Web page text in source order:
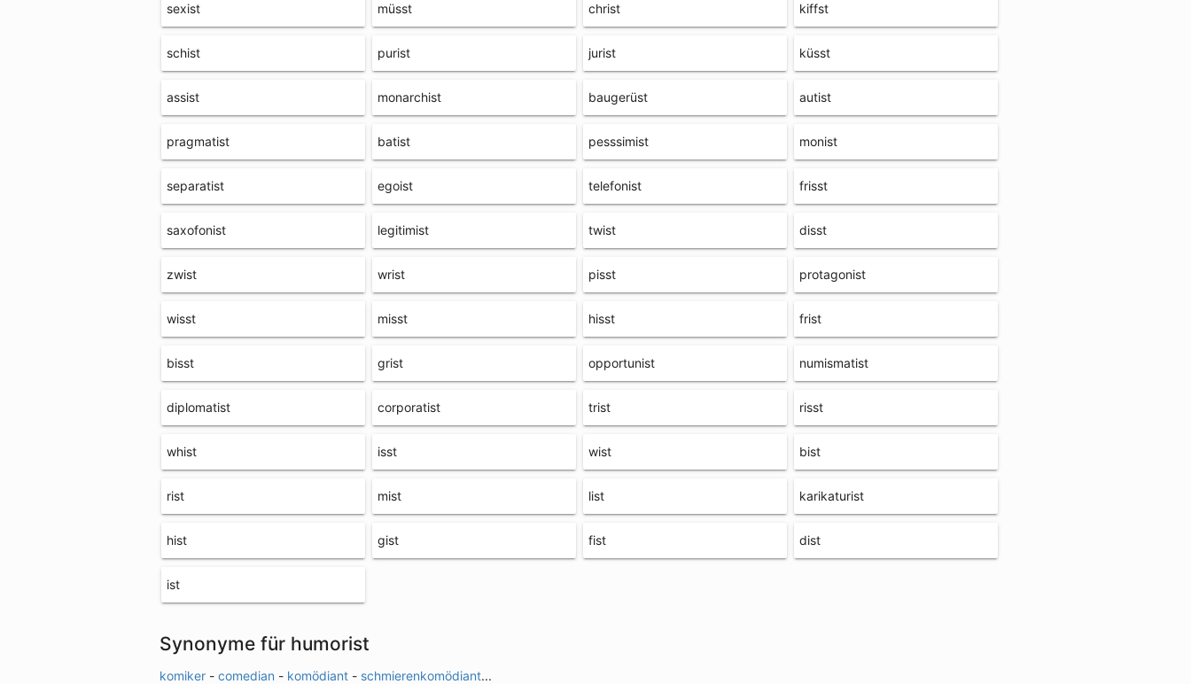
sexist müsst christ kiffst
schist purist jurist küsst
assist monarchist baugerüst autist
pragmatist batist pesssimist monist
separatist egoist telefonist frisst
saxofonist legitimist twist disst
zwist wrist pisst protagonist
wisst misst hisst frist
bisst grist opportunist numismatist
diplomatist corporatist trist risst
whist isst wist bist
rist mist list karikaturist
hist gist fist dist
ist
Synonyme für humorist
komiker - comedian - komödiant - schmierenkomödiant...